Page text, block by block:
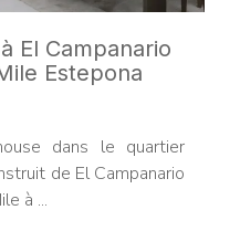
El Campanario
Estepona
dans le quartier
de El Campanario
à ...